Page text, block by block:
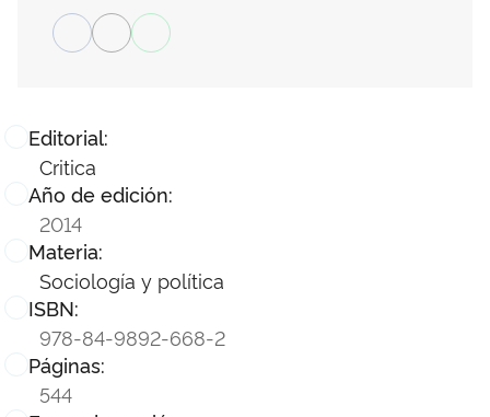
Editorial:
Critica
Año de edición:
2014
Materia:
Sociología y política
ISBN:
978-84-9892-668-2
Páginas:
544